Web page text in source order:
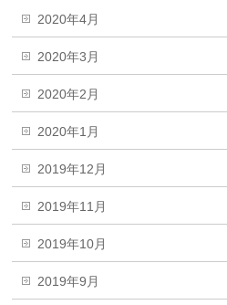
2020年4月
2020年3月
2020年2月
2020年1月
2019年12月
2019年11月
2019年10月
2019年9月